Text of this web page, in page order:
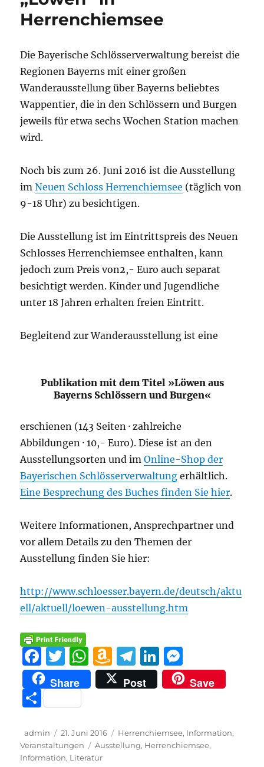
st
Herrenchiemsee
Die Bayerische Schlösserverwaltung bereist die
Regionen Bayerns mit einer großen
Wanderausstellung über Bayerns beliebtes
Wappentier, die in den Schlössern und Burgen
jeweils für etwa sechs Wochen Station machen
wird.
Noch bis zum 26. Juni 2016 ist die Ausstellung
imNeuen Schloss Herrenchiemsee (täglich von
9-18 Uhr) zu besichtigen.
Die Ausstellung ist im Eintrittspreis des Neuen
Schlosses Herrenchiemsee enthalten, kann
jedoch zum Preis von2,- Euro auch separat
besichtigt werden. Kinder und Jugendliche
unter18 Jahren erhalten freien Eintritt.
Begleitend zur Wanderausstellung ist eine
Publikation mit dem Titel »Löwen aus
Bayerns Schlössern und Burgen«
erschienen (143 Seiten · zahlreiche
Abbildungen · 10,- Euro). Diese ist an den
Ausstellungsorten und imOnline-Shop der
Bayerischen Schlösserverwaltung erhältlich.
Eine Besprechung des Buches finden Sie hier.
Weitere Informationen, Ansprechpartner und
vor allem Details zu den Themen der
Ausstellung finden Sie hier:
http://www.schloesser.bayern.de/deutsch/aktu
ell/aktuell/loewen-ausstellung.htm
F
a
c
e
b
o
T
w
it
te
r
W
h
at
A
p
A
m
a
o
n
T
el
e
r
a
Li
n
k
d
I
e
ss
n
g
Share Post Save
T
le
n
Autor
admin
Veröffentlicht
am
21. Juni 2016 Kategorien
Herrenchiemsee, Information,
Veranstaltungen
Schlagwörter
Ausstellung, Herrenchiemsee,
Information, Literatur